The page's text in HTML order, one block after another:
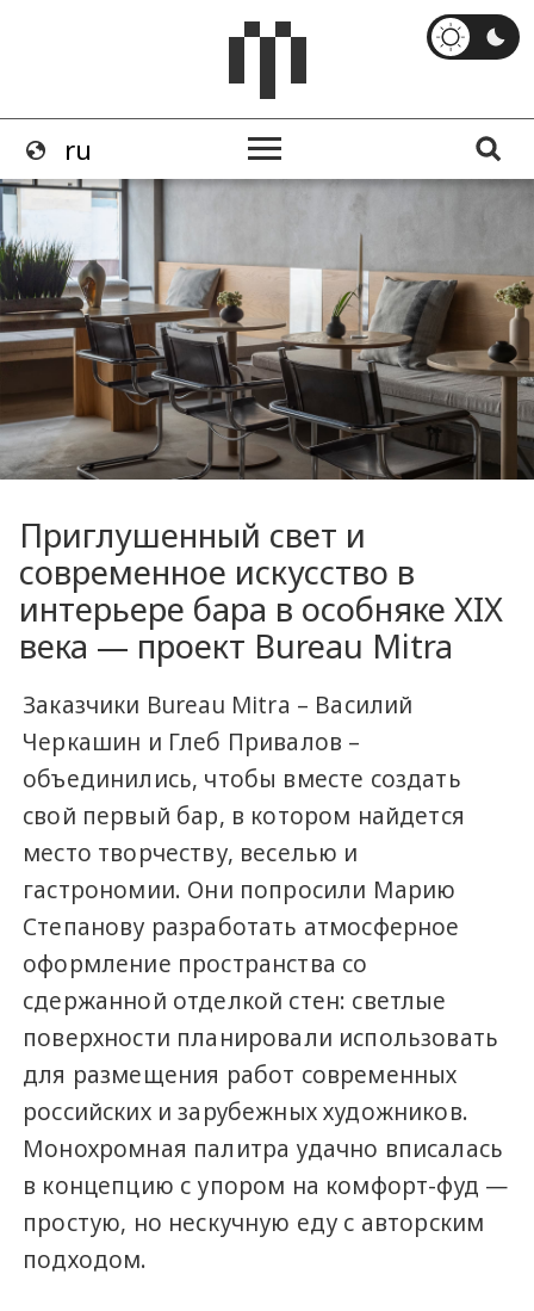
Приглушенный свет и
современное искусство в
интерьере бара в особняке XIX
века — проект Bureau Mitra
Заказчики Bureau Mitra – Василий
Черкашин и Глеб Привалов –
объединились, чтобы вместе создать
свой первый бар, в котором найдется
место творчеству, веселью и
гастрономии. Они попросили Марию
Степанову разработать атмосферное
оформление пространства со
сдержанной отделкой стен: светлые
поверхности планировали использовать
для размещения работ современных
российских и зарубежных художников.
Монохромная палитра удачно вписалась
в концепцию с упором на комфорт-фуд —
простую, но нескучную еду с авторским
подходом.